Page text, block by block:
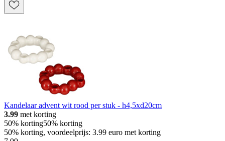
Kandelaar advent wit rood per stuk - h4,5xd20cm
3.99 met korting
50% korting50% korting
50% korting, voordeelprijs: 3.99 euro met korting